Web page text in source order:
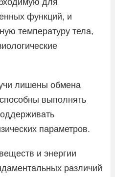
функций, и
температуру тела,
лишены обмена
выполнять
параметров.
и энергии
различий